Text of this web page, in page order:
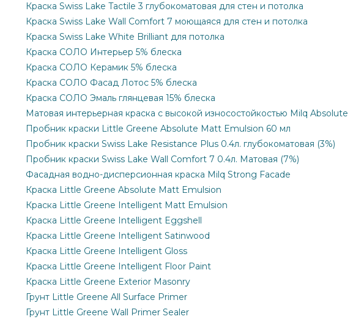
Краска Swiss Lake Tactile 3 глубокоматовая для стен и потолка
Краска Swiss Lake Wall Comfort 7 моющаяся для стен и потолка
Краска Swiss Lake White Brilliant для потолка
Краска СОЛО Интерьер 5% блеска
Краска СОЛО Керамик 5% блеска
Краска СОЛО Фасад Лотос 5% блеска
Краска СОЛО Эмаль глянцевая 15% блеска
Матовая интерьерная краска с высокой износостойкостью Milq Absolute
Пробник краски Little Greene Absolute Matt Emulsion 60 мл
Пробник краски Swiss Lake Resistance Plus 0.4л. глубокоматовая (3%)
Пробник краски Swiss Lake Wall Comfort 7 0.4л. Матовая (7%)
Фасадная водно-дисперсионная краска Milq Strong Facade
Краска Little Greene Absolute Matt Emulsion
Краска Little Greene Intelligent Matt Emulsion
Краска Little Greene Intelligent Eggshell
Краска Little Greene Intelligent Satinwood
Краска Little Greene Intelligent Gloss
Краска Little Greene Intelligent Floor Paint
Краска Little Greene Exterior Masonry
Грунт Little Greene All Surface Primer
Грунт Little Greene Wall Primer Sealer